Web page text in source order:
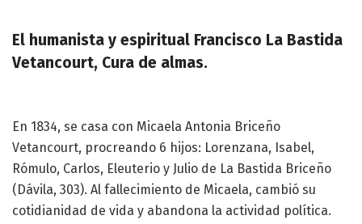
El humanista y espiritual Francisco La Bastida
Vetancourt, Cura de almas.
En 1834, se casa con Micaela Antonia Briceño
Vetancourt, procreando 6 hijos: Lorenzana, Isabel,
Rómulo, Carlos, Eleuterio y Julio de La Bastida Briceño
(Dávila, 303). Al fallecimiento de Micaela, cambió su
cotidianidad de vida y abandona la actividad política.